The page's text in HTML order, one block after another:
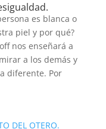
es blanca o
piel y por qué?
nos enseñará a
a los demás y
diferente. Por